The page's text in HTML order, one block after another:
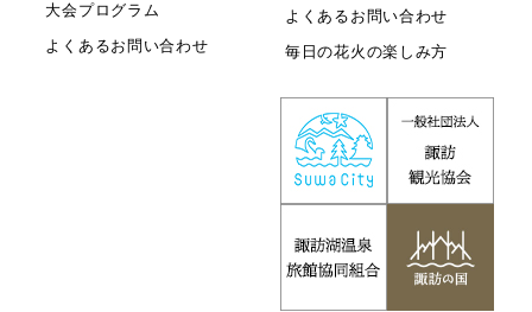
大会プログラム
よくあるお問い合わせ
よくあるお問い合わせ
毎日の花火の楽しみ方